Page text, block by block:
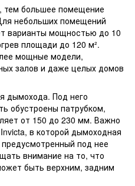
большее помещение
небольших помещений
варианты мощностью до 10
площади до 120 м².
мощные модели,
залов и даже целых домов
дымохода. Под него
обустроены патрубком,
от 150 до 230 мм. Важно
в которой дымоходная
под нее
внимание на то, что
быть верхним, задним